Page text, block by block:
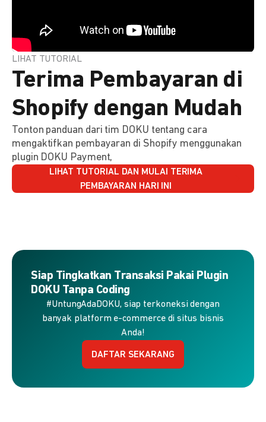
LIHAT TUTORIAL
Terima Pembayaran di
Shopify dengan Mudah
Tonton panduan dari tim DOKU tentang cara
mengaktifkan pembayaran di Shopify menggunakan
plugin DOKU Payment,
LIHAT TUTORIAL DAN MULAI TERIMA
PEMBAYARAN HARI INI
Siap Tingkatkan Transaksi Pakai Plugin
DOKU Tanpa Coding
#UntungAdaDOKU, siap terkoneksi dengan
banyak platform e-commerce di situs bisnis
Anda!
DAFTAR SEKARANG